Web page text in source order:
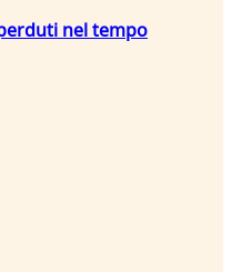
nel tempo